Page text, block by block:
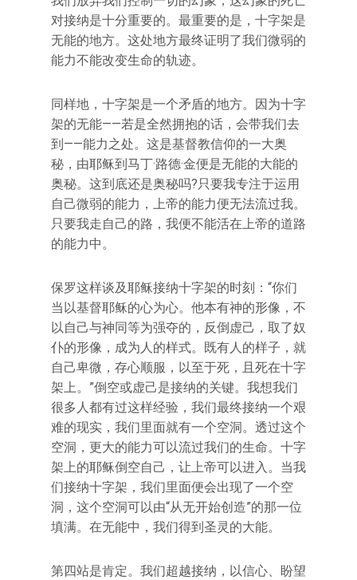
对接纳是十分重要的。最重要的是，十字架是
无能的地方。这处地方最终证明了我们微弱的
能力不能改变生命的轨迹。
同样地，十字架是一个矛盾的地方。因为十字
架的无能——若是全然拥抱的话，会带我们去
到——能力之处。这是基督教信仰的一大奥
秘，由耶稣到马丁·路德·金便是无能的大能的
奥秘。这到底还是奥秘吗?只要我专注于运用
自己微弱的能力，上帝的能力便无法流过我。
只要我走自己的路，我便不能活在上帝的道路
的能力中。
保罗这样谈及耶稣接纳十字架的时刻：“你们
当以基督耶稣的心为心。他本有神的形像，不
以自己与神同等为强夺的，反倒虚己，取了奴
仆的形像，成为人的样式。既有人的样子，就
自己卑微，存心顺服，以至于死，且死在十字
架上。”倒空或虚己是接纳的关键。我想我们
很多人都有过这样经验，我们最终接纳一个艰
难的现实，我们里面就有一个空洞。透过这个
空洞，更大的能力可以流过我们的生命。十字
架上的耶稣倒空自己，让上帝可以进入。当我
们接纳十字架，我们里面便会出现了一个空
洞，这个空洞可以由“从无开始创造”的那一位
填满。在无能中，我们得到圣灵的大能。
第四站是肯定。我们超越接纳，以信心、盼望